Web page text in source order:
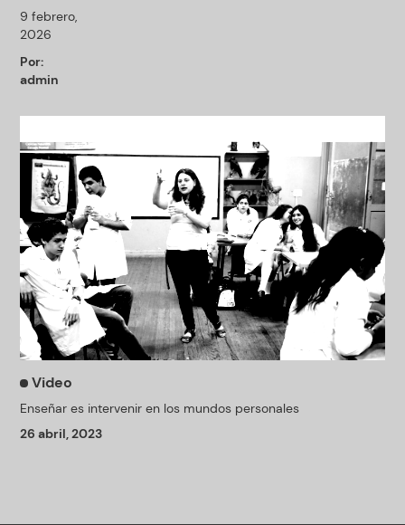
9 febrero,
2026
Por:
admin
Video
Enseñar es intervenir en los mundos personales
26 abril, 2023